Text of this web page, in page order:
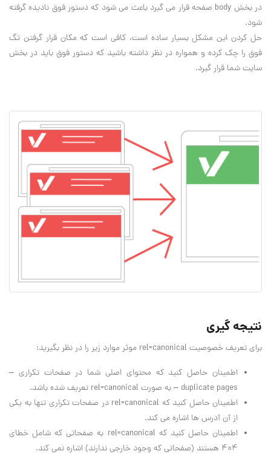
در بخش body صفحه قرار می گیرد باعث می شود که دستور فوق نادیده گرفته
شود.
حل کردن این مشکل بسیار ساده است، کافی است که مکان قرار گرفتن تگ
فوق را چک کرده و همواره در نظر داشته باشید که دستور فوق باید در بخش
سایت شما قرار گیرد.
نتیجه گیری
برای تعریف خصوصیت rel=canonical موثر موارد زیر را در نظر بگیرید:
اطمینان حاصل کنید که محتوای اصلی شما در صفحات تکراری –
duplicate pages – به صورت rel=canonical تعریف شده باشد.
اطمینان حاصل کنید که rel=canonical در صفحات تکراری تنها به یکی
از آن آدرس ها اشاره می کند.
اطمینان حاصل کنید که rel=canonical به صفحاتی که شامل خطای
404 هستند (صفحاتی که وجود خارجی ندارند) اشاره نمی کند.